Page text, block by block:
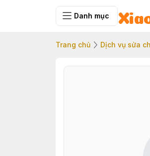
Danh mục
Trang chủ Dịch vụ sửa